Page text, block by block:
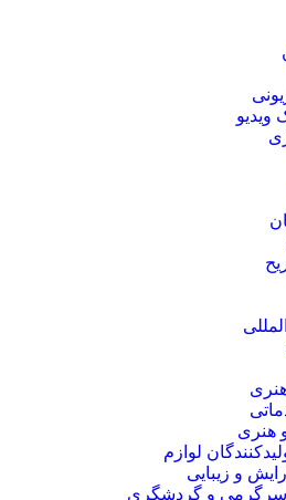
هنری
لوازم
و زیبایی
سرگرمی و گردشگری